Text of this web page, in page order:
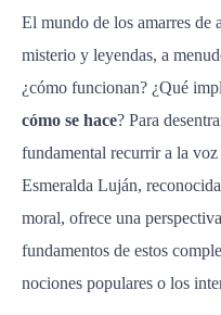
El mundo de los amarres de
misterio y leyendas, a
¿cómo funcionan? ¿Qué
cómo se hace? Para
fundamental recurrir a la
Esmeralda Luján,
moral, ofrece una
fundamentos de estos
nociones populares o los